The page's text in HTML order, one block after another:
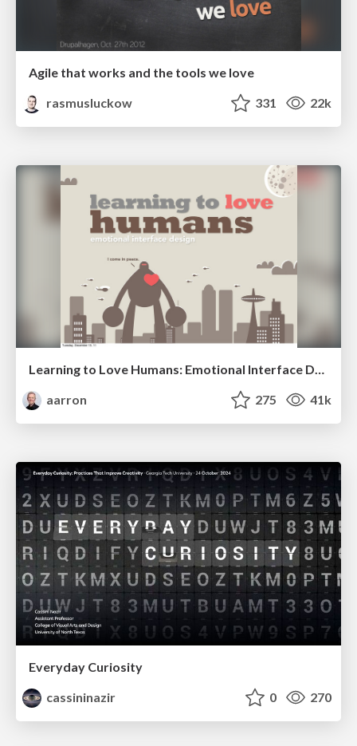
Agile that works and the tools we love
rasmusluckow
331 22k
Learning to Love Humans: Emotional Interface Design
aarron
275 41k
Everyday Curiosity
cassininazir
0 270